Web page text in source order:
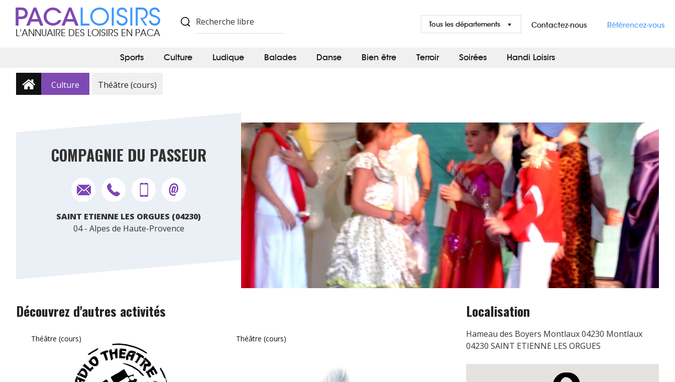
PACALOISIRS
L'ANNUAIRE DES LOISIRS EN PACA
Contactez-nous Référencez-vous
Tous les départements
Sports Culture Ludique Balades Danse Bien être Terroir Soirées Handi Loisirs
Culture Théâtre (cours)
COMPAGNIE DU PASSEUR
SAINT ETIENNE LES ORGUES (04230)
04 - Alpes de Haute-Provence
Découvrez d'autres activités
Théâtre (cours) Théâtre (cours)
Localisation
Hameau des Boyers Montlaux 04230 Montlaux
04230 SAINT ETIENNE LES ORGUES